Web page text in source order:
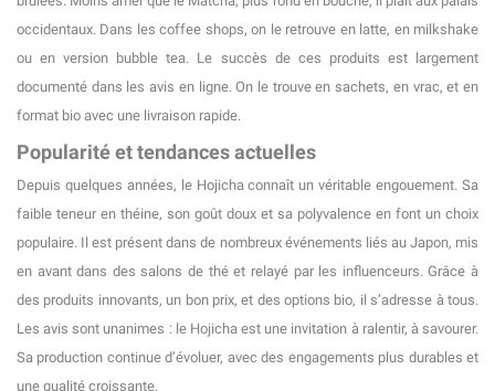
occidentaux. Dans les coffee shops, on le retrouve en latte, en milkshake
ou en version bubble tea. Le succès de ces produits est largement
documenté dans les avis en ligne. On le trouve en sachets, en vrac, et en
format bio avec une livraison rapide.
Popularité et tendances actuelles
Depuis quelques années, le Hojicha connaît un véritable engouement. Sa
faible teneur en théine, son goût doux et sa polyvalence en font un choix
populaire. Il est présent dans de nombreux événements liés au Japon, mis
en avant dans des salons de thé et relayé par les influenceurs. Grâce à
des produits innovants, un bon prix, et des options bio, il s’adresse à tous.
Les avis sont unanimes : le Hojicha est une invitation à ralentir, à savourer.
Sa production continue d’évoluer, avec des engagements plus durables et
une qualité croissante.